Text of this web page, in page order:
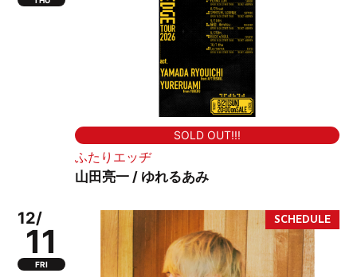
SOLD OUT!!!
ふたりエッヂ
山田亮一 / ゆれるあみ
12/
11
FRI